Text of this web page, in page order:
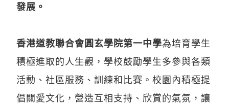
發展。
香港道教聯合會圓玄學院第一中學為培育學生
積極進取的人生觀，學校鼓勵學生多參與各類
活動、社區服務、訓練和比賽。校園內積極提
倡關愛文化，營造互相支持、欣賞的氣氛，讓